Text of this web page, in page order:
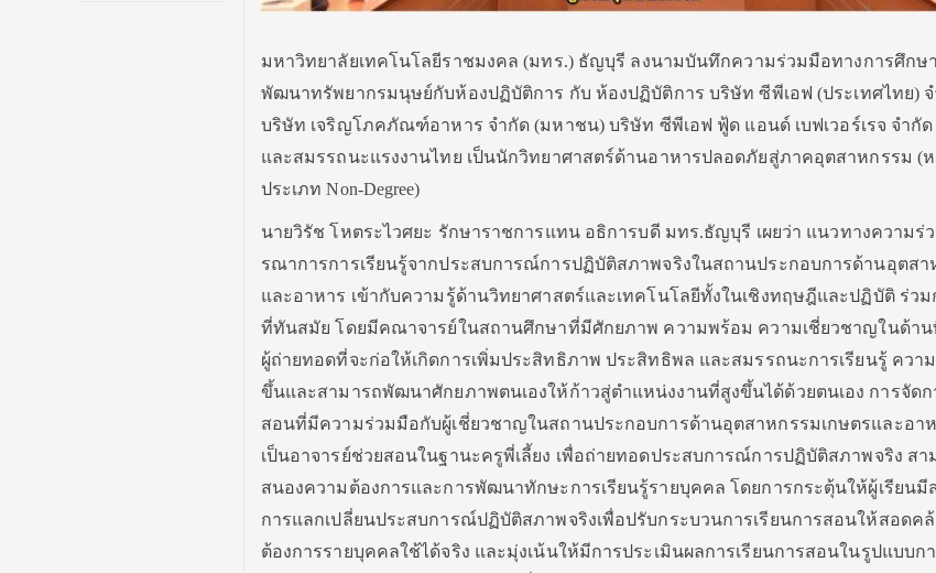
มหาวิทยาลัยเทคโนโลยีราชมงคล (มทร.) ธัญบุรี ลงนามบันทึกความร่วมมือทางการศึกษ
พัฒนาทรัพยากรมนุษย์กับห้องปฏิบัติการ กับ ห้องปฏิบัติการ บริษัท ซีพีเอฟ (ประเทศไทย)
บริษัท เจริญโภคภัณฑ์อาหาร จำกัด (มหาชน) บริษัท ซีพีเอฟ ฟู้ด แอนด์ เบฟเวอร์เรจ จำกัด
และสมรรถนะแรงงานไทย เป็นนักวิทยาศาสตร์ด้านอาหารปลอดภัยสู่ภาคอุตสาหกรรม (
ประเภท Non-Degree)
นายวิรัช โหตระไวศยะ รักษาราชการแทน อธิการบดี มทร.ธัญบุรี เผยว่า แนวทางความร่
รณาการการเรียนรู้จากประสบการณ์การปฏิบัติสภาพจริงในสถานประกอบการด้านอุตสา
และอาหาร เข้ากับความรู้ด้านวิทยาศาสตร์และเทคโนโลยีทั้งในเชิงทฤษฎีและปฏิบัติ ร่วม
ที่ทันสมัย โดยมีคณาจารย์ในสถานศึกษาที่มีศักยภาพ ความพร้อม ความเชี่ยวชาญในด้าน
ผู้ถ่ายทอดที่จะก่อให้เกิดการเพิ่มประสิทธิภาพ ประสิทธิพล และสมรรถนะการเรียนรู้ ควา
ขึ้นและสามารถพัฒนาศักยภาพตนเองให้ก้าวสู่ตำแหน่งงานที่สูงขึ้นได้ด้วยตนเอง การจัดก
สอนที่มีความร่วมมือกับผู้เชี่ยวชาญในสถานประกอบการด้านอุตสาหกรรมเกษตรและอา
เป็นอาจารย์ช่วยสอนในฐานะครูพี่เลี้ยง เพื่อถ่ายทอดประสบการณ์การปฏิบัติสภาพจริง สา
สนองความต้องการและการพัฒนาทักษะการเรียนรู้รายบุคคล โดยการกระตุ้นให้ผู้เรียนมี
การแลกเปลี่ยนประสบการณ์ปฏิบัติสภาพจริงเพื่อปรับกระบวนการเรียนการสอนให้สอดค
ต้องการรายบุคคลใช้ได้จริง และมุ่งเน้นให้มีการประเมินผลการเรียนการสอนในรูปแบบก